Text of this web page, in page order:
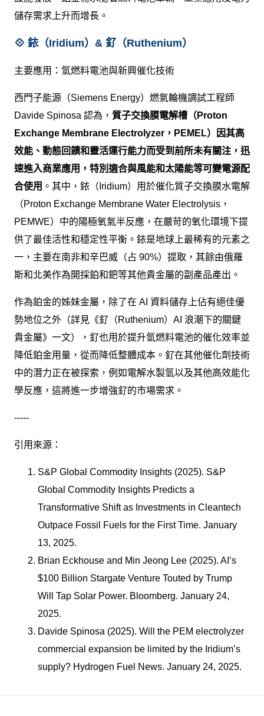
儲存需求上升而增長。
💠 銥（Iridium）& 釕（Ruthenium）
主要應用：氫燃料電池與新興催化技術
西門子能源（Siemens Energy）燃氣輪機調試工程師
Davide Spinosa 認為， 質子交換膜電解槽（Proton
Exchange Membrane Electrolyzer，PEMEL）因其高
效能、動態回饋和靈活運行能力而受到前所未有關注，迅
速進入商業應用，特別適合與風能和太陽能等可變電源配
合使用 。其中，銥（Iridium）用於催化質子交換膜水電解
（Proton Exchange Membrane Water Electrolysis，
PEMWE）中的陽極氧氣半反應，在嚴苛的氧化環境下提
供了最佳活性和穩定性平衡。銥是地球上最稀有的元素之
一，主要在南非和辛巴威（占 90%）提取，其餘由俄羅
斯和北美作為開採鉑和鈀等其他貴金屬的副產品產出。
作為鉑金的姊妹金屬，除了在 AI 資料儲存上佔有絕佳優
勢地位之外（詳見《釕（Ruthenium）AI 浪潮下的關鍵
貴金屬》一文），釕也用於提升氫燃料電池的催化效率並
降低鉑金用量，從而降低整體成本。釕在其他催化劑技術
中的潛力正在被探索，例如電解水製氫以及其他高效能化
學反應，這將進一步增強釕的市場需求。
-----
引用來源：
S&P Global Commodity Insights (2025). S&P
Global Commodity Insights Predicts a
Transformative Shift as Investments in Cleantech
Outpace Fossil Fuels for the First Time. January
13, 2025.
Brian Eckhouse and Min Jeong Lee (2025). AI’s
$100 Billion Stargate Venture Touted by Trump
Will Tap Solar Power. Bloomberg. January 24,
2025.
Davide Spinosa (2025). Will the PEM electrolyzer
commercial expansion be limited by the Iridium’s
supply? Hydrogen Fuel News. January 24, 2025.